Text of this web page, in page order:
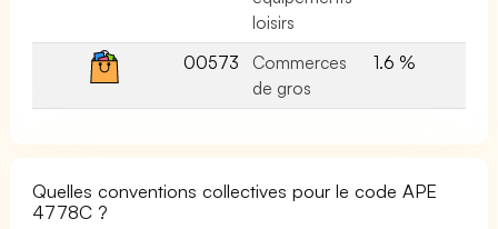
loisirs
00573
Commerces
de gros
1.6 %
Quelles conventions collectives pour le code APE
4778C ?